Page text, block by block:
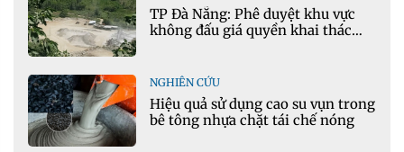
TP Đà Nẵng: Phê duyệt khu vực
không đấu giá quyền khai thác
NGHIÊN CỨU
Hiệu quả sử dụng cao su vụn trong
bê tông nhựa chặt tái chế nóng